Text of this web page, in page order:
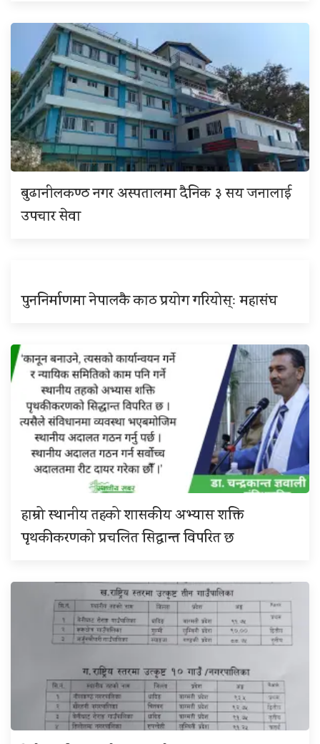
बुढानीलकण्ठ नगर अस्पतालमा दैनिक ३ सय जनालाई
उपचार सेवा
पुननिर्माणमा नेपालकै काठ प्रयोग गरियोस्ः महासंघ
हाम्रो स्थानीय तहको शासकीय अभ्यास शक्ति
पृथकीकरणको प्रचलित सिद्धान्त विपरित छ